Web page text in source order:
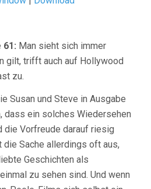
Man sieht sich immer
gilt, trifft auch auf Hollywood
zu.
Susan und Steve in Ausgabe
dass ein solches Wiedersehen
die Vorfreude darauf riesig
die Sache allerdings oft aus,
Geschichten als
zu sehen sind. Und wenn